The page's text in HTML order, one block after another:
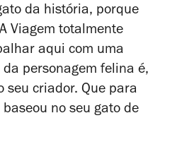
da história, porque
Viagem totalmente
aqui com uma
personagem felina é,
seu criador. Que para
no seu gato de